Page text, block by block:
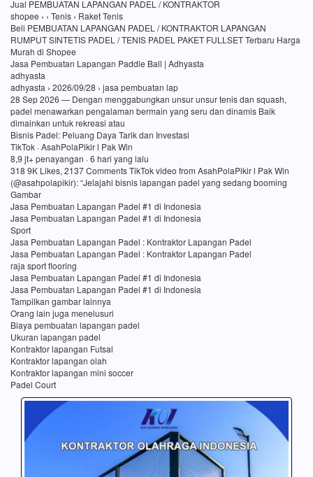
Jual PEMBUATAN LAPANGAN PADEL / KONTRAKTOR
shopee › › Tenis › Raket Tenis
Beli PEMBUATAN LAPANGAN PADEL / KONTRAKTOR LAPANGAN
RUMPUT SINTETIS PADEL / TENIS PADEL PAKET FULLSET Terbaru Harga
Murah di Shopee
Jasa Pembuatan Lapangan Paddle Ball | Adhyasta
adhyasta
adhyasta › 2026/09/28 › jasa pembuatan lap
28 Sep 2026 — Dengan menggabungkan unsur unsur tenis dan squash,
padel menawarkan pengalaman bermain yang seru dan dinamis Baik
dimainkan untuk rekreasi atau
Bisnis Padel: Peluang Daya Tarik dan Investasi
TikTok · AsahPolaPikir l Pak Win
8,9 jt+ penayangan · 6 hari yang lalu
318 9K Likes, 2137 Comments TikTok video from AsahPolaPikir l Pak Win
(@asahpolapikir): “Jelajahi bisnis lapangan padel yang sedang booming
Gambar
Jasa Pembuatan Lapangan Padel #1 di Indonesia
Jasa Pembuatan Lapangan Padel #1 di Indonesia
Sport
Jasa Pembuatan Lapangan Padel : Kontraktor Lapangan Padel
Jasa Pembuatan Lapangan Padel : Kontraktor Lapangan Padel
raja sport flooring
Jasa Pembuatan Lapangan Padel #1 di Indonesia
Jasa Pembuatan Lapangan Padel #1 di Indonesia
Tampilkan gambar lainnya
Orang lain juga menelusuri
Biaya pembuatan lapangan padel
Ukuran lapangan padel
Kontraktor lapangan Futsal
Kontraktor lapangan olah
Kontraktor lapangan mini soccer
Padel Court